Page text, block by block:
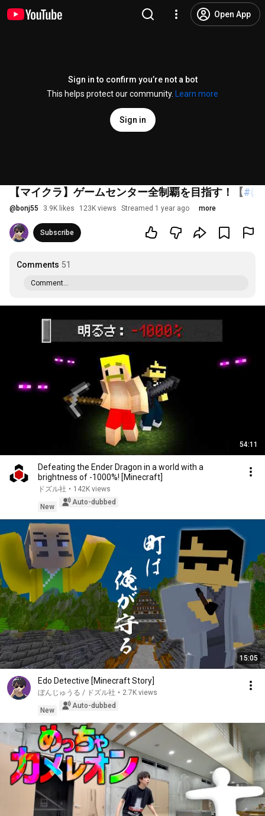
Open App
Sign in to confirm you’re not a bot
This helps protect our community.
Learn more
Sign in
【マイクラ】ゲームセンター全制覇を目指す！【#⁠ぼ
@ bonj55 3.9K likes 123K views Streamed 1 year ago more
Subscribe
Comments 51
Comment...
54:11
Defeating the Ender Dragon in a world with a
brightness of -1000%! [Minecraft]
ドズル社 • 142K views
New
Auto-dubbed
15:05
Edo Detective [Minecraft Story]
ぼんじゅうる / ドズル社 • 2.7K views
New
Auto-dubbed